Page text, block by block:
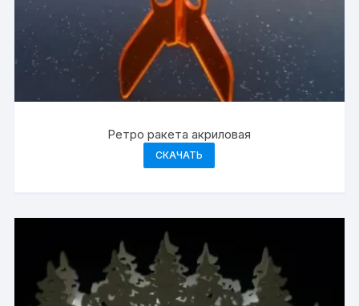
Ретро ракета акриловая
СКАЧАТЬ